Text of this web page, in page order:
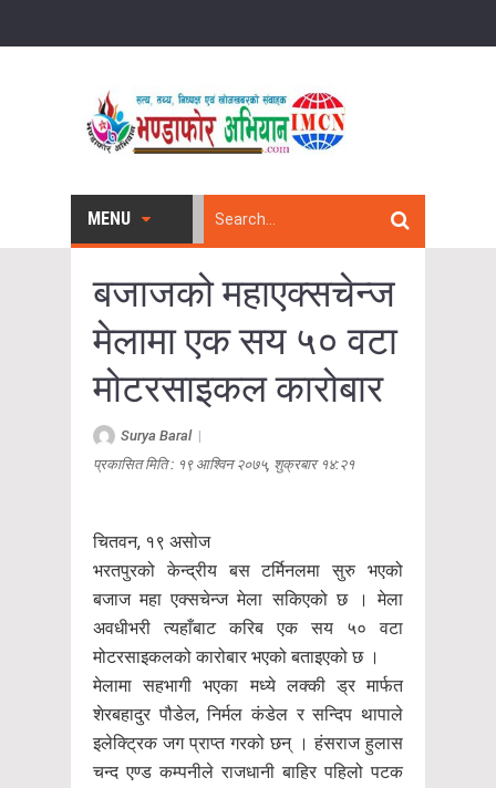
MENU
बजाजको महाएक्सचेन्ज
मेलामा एक सय ५० वटा
मोटरसाइकल कारोबार
Surya Baral|
प्रकासित मिति : १९ आश्विन २०७५, शुक्रबार १४:२१
चितवन, १९ असोज
भरतपुरको केन्द्रीय बस टर्मिनलमा सुरु भएको
बजाज महा एक्सचेन्ज मेला सकिएको छ । मेला
अवधीभरी त्यहाँबाट करिब एक सय ५० वटा
मोटरसाइकलको कारोबार भएको बताइएको छ ।
मेलामा सहभागी भएका मध्ये लक्की ड्र मार्फत
शेरबहादुर पौडेल, निर्मल कंडेल र सन्दिप थापाले
इलेक्ट्रिक जग प्राप्त गरको छन् । हंसराज हुलास
चन्द एण्ड कम्पनीले राजधानी बाहिर पहिलो पटक